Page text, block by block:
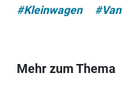
#Kleinwagen #Van
Mehr zum Thema